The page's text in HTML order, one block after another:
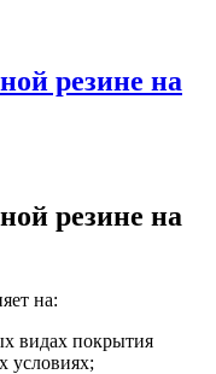
резине на
резине на
на:
видах покрытия
условиях;